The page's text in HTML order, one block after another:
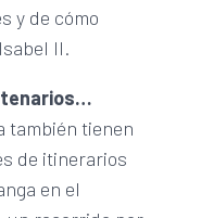
y de cómo
II.
también tienen
de itinerarios
en el